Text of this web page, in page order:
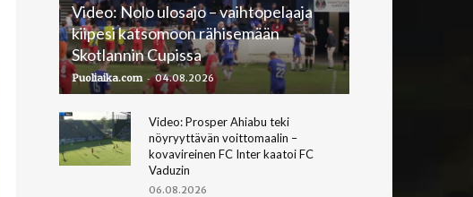
Video: Nolo ulosajo – vaihtopelaaja
kiipesi katsomoon rähisemään
Skotlannin Cupissa
Puoliaika.com - 04.08.2026
Video: Prosper Ahiabu teki
nöyryyttävän voittomaalin –
kovavireinen FC Inter kaatoi FC
Vaduzin
06.08.2026